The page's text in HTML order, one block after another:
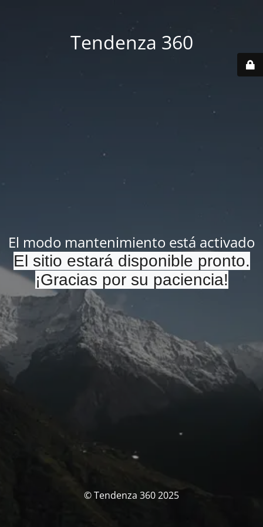
Tendenza 360
El modo mantenimiento está activado
El sitio estará disponible pronto.
¡Gracias por su paciencia!
© Tendenza 360 2025